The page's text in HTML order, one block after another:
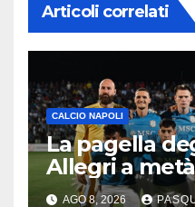
Articoli correlati
CALCIO NAPOLI
La pagella
Allegri a
AGO 8, 2026